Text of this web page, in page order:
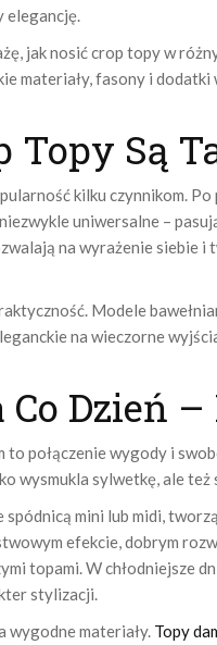
elegancję.
jak nosić crop topy w
materiały, fasony i
Topy Są
kilku czynnikom.
uniwersalne –
na wyrażenie siebie
Modele
na wieczorne
Co Dzień
połączenie wygody i
wysmukla sylwetkę, ale
spódnicą mini lub midi,
efekcie, dobrym
topami. W chłodniejsze
stylizacji.
wygodne materiały. Topy